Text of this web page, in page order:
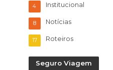
Institucional
4
Notícias
8
Roteiros
17
Seguro Viagem